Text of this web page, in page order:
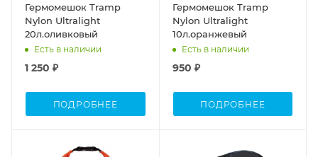
Гермомешок Tramp
Nylon Ultralight
20л.оливковый
Есть в наличии
1 250 ₽
ПОДРОБНЕЕ
Гермомешок Tramp
Nylon Ultralight
10л.оранжевый
Есть в наличии
950 ₽
ПОДРОБНЕЕ